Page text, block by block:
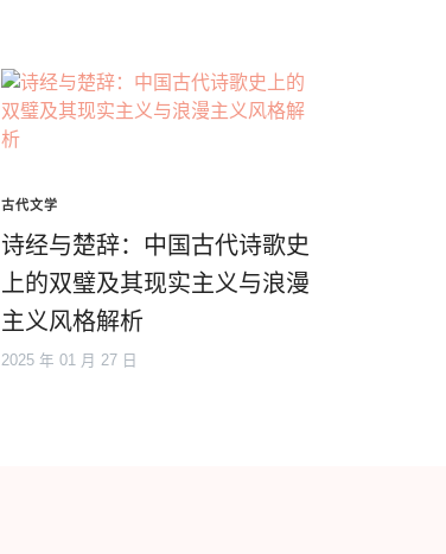
古代文学
诗经与楚辞：中国古代诗歌史
上的双璧及其现实主义与浪漫
主义风格解析
2025 年 01 月 27 日